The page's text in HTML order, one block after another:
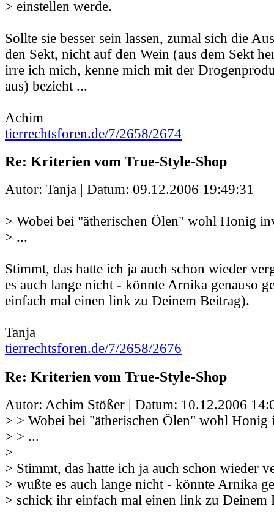
> einstellen werde.
Sollte sie besser sein lassen, zumal sich die
den Sekt, nicht auf den Wein (aus dem Sekt
irre ich mich, kenne mich mit der
aus) bezieht ...
Achim
tierrechtsforen.de/7/2658/2674
Re: Kriterien vom True-Style-Shop
Autor: Tanja | Datum: 09.12.2006 19:49:31
> Wobei bei "ätherischen Ölen" wohl Honig
> ...
Stimmt, das hatte ich ja auch schon wieder
es auch lange nicht - könnte Arnika genauso
einfach mal einen link zu Deinem Beitrag).
Tanja
tierrechtsforen.de/7/2658/2676
Re: Kriterien vom True-Style-Shop
Autor: Achim Stößer | Datum: 10.12.2006
> > Wobei bei "ätherischen Ölen" wohl
> > ...
>
> Stimmt, das hatte ich ja auch schon wieder
> wußte es auch lange nicht - könnte Arnika
> schick ihr einfach mal einen link zu Deinem